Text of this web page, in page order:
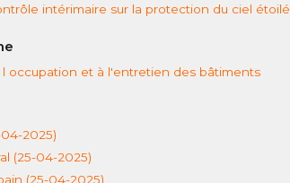
intérimaire sur la protection du ciel étoilé
l occupation et à l'entretien des bâtiments
2025)
(25-04-2025)
(25-04-2025)